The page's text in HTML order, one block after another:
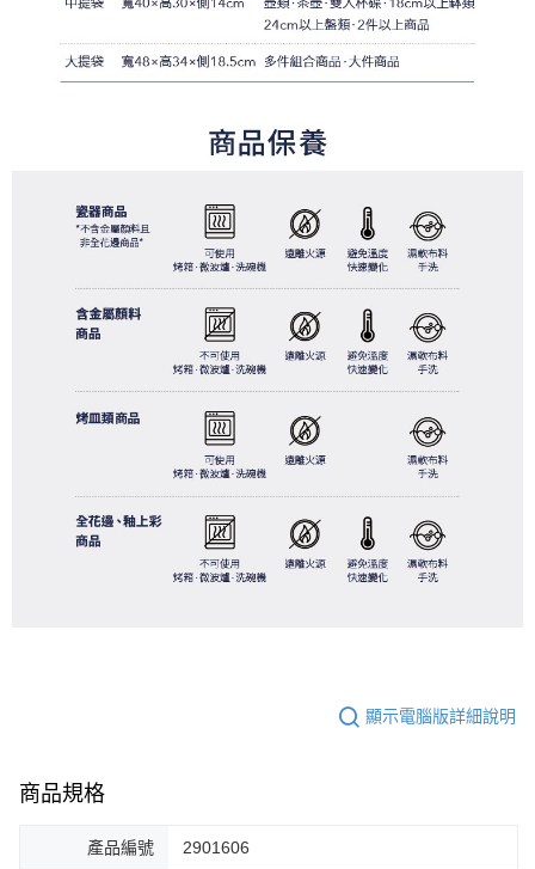
顯示電腦版詳細說明
商品規格
產品編號 2901606